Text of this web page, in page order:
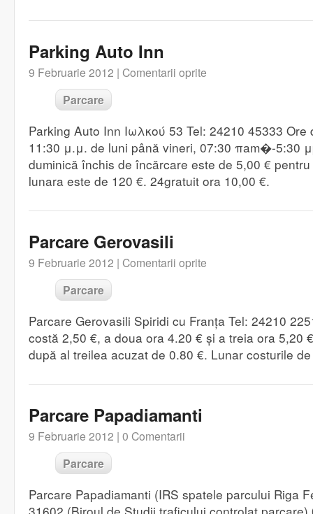
Parking Auto Inn
9 Februarie 2012 | Comentarii oprite
Parcare
Parking Auto Inn Ιωλκού 53 Tel: 24210 45333
11:30 μ.μ. de luni până vineri, 07:30 πam�-5:30
duminică închis de încărcare este de 5,00 €
lunara este de 120 €. 24gratuit ora 10,00 €.
Parcare Gerovasili
9 Februarie 2012 | Comentarii oprite
Parcare
Parcare Gerovasili Spiridi cu Franța Tel: 24210
costă 2,50 €, a doua ora 4.20 € și a treia ora 5,20
după al treilea acuzat de 0.80 €. Lunar costurile
Parcare Papadiamanti
9 Februarie 2012 | 0 Comentarii
Parcare
Parcare Papadiamanti (IRS spatele parcului Riga